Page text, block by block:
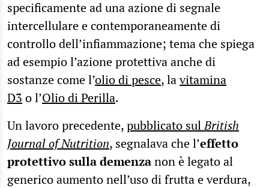
specificamente ad una azione di segnale
intercellulare e contemporaneamente di
controllo dell’infiammazione; tema che spiega
ad esempio l’azione protettiva anche di
sostanze come l’olio di pesce, lavitamina
D3 o l’Olio di Perilla.
Un lavoro precedente,pubblicato sulBritish
Journal of Nutrition, segnalava che l’effetto
protettivo sulla demenzanon è legato al
generico aumento nell’uso di frutta e verdura,